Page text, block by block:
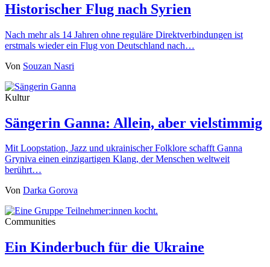
Historischer Flug nach Syrien
Nach mehr als 14 Jahren ohne reguläre Direktverbindungen ist
erstmals wieder ein Flug von Deutschland nach…
Von Souzan Nasri
Kultur
Sängerin Ganna: Allein, aber vielstimmig
Mit Loopstation, Jazz und ukrainischer Folklore schafft Ganna
Gryniva einen einzigartigen Klang, der Menschen weltweit
berührt…
Von Darka Gorova
Communities
Ein Kinderbuch für die Ukraine